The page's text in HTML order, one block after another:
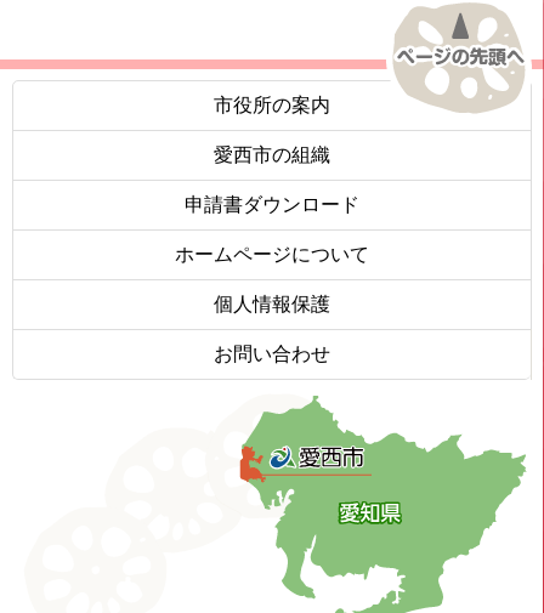
市役所の案内
愛西市の組織
申請書ダウンロード
ホームページについて
個人情報保護
お問い合わせ